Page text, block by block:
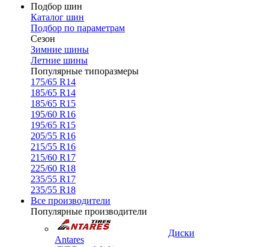
Подбор шин
Каталог шин
Подбор по параметрам
Сезон
Зимние шины
Летние шины
Популярные типоразмеры
175/65 R14
185/65 R14
185/65 R15
195/60 R16
195/65 R15
205/55 R16
215/55 R16
215/60 R17
225/60 R18
235/55 R17
235/55 R18
Все производители
Популярные производители
Antares
Диски